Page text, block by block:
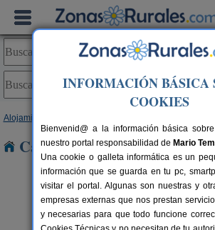
Alojamientos
Casas Rurales cerca de
INFORMACIÓN BÁSICA
COOKIES
Bienvenid@ a la información básica
nuestro portal responsabilidad de Mario
Una cookie o galleta informática es un
información que se guarda en tu pc,
visitar el portal. Algunas son nuestras y
empresas externas que nos prestan
y necesarias para que todo funcione